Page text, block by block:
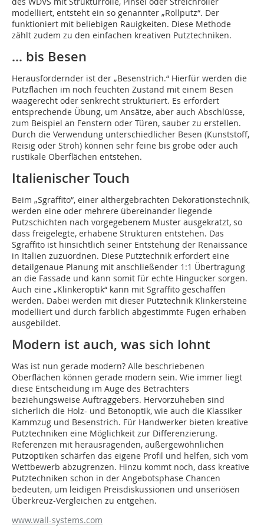
modelliert, entsteht ein so genannter „Rollputz“. Der
funktioniert mit beliebigen Rauigkeiten. Diese Methode
zählt zudem zu den einfachen kreativen Putztechniken.
… bis Besen
Herausfordernder ist der „Besenstrich.“ Hierfür werden die
Putzflächen im noch feuchten Zustand mit einem Besen
waagerecht oder senkrecht strukturiert. Es erfordert
entsprechende Übung, um Ansätze, aber auch Abschlüsse,
zum Beispiel an Fenstern oder Türen, sauber zu erstellen.
Durch die Verwendung unterschiedlicher Besen (Kunststoff,
Reisig oder Stroh) können sehr feine bis grobe oder auch
rustikale Oberflächen entstehen.
Italienischer Touch
Beim „Sgraffito“, einer althergebrachten Dekorationstechnik,
werden eine oder mehrere übereinander liegende
Putzschichten nach vorgegebenem Muster ausgekratzt, so
dass freigelegte, erhabene Strukturen entstehen. Das
Sgraffito ist hinsichtlich seiner Entstehung der Renaissance
in Italien zuzuordnen. Diese Putztechnik erfordert eine
detailgenaue Planung mit anschließender 1:1 Übertragung
an die Fassade und kann somit für echte Hingucker sorgen.
Auch eine „Klinkeroptik“ kann mit Sgraffito geschaffen
werden. Dabei werden mit dieser Putztechnik Klinkersteine
modelliert und durch farblich abgestimmte Fugen erhaben
ausgebildet.
Modern ist auch, was sich lohnt
Was ist nun gerade modern? Alle beschriebenen
Oberflächen können gerade modern sein. Wie immer liegt
diese Entscheidung im Auge des Betrachters
beziehungsweise Auftraggebers. Hervorzuheben sind
sicherlich die Holz- und Betonoptik, wie auch die Klassiker
Kammzug und Besenstrich. Für Handwerker bieten kreative
Putztechniken eine Möglichkeit zur Differenzierung.
Referenzen mit herausragenden, außergewöhnlichen
Putzoptiken schärfen das eigene Profil und helfen, sich vom
Wettbewerb abzugrenzen. Hinzu kommt noch, dass kreative
Putztechniken schon in der Angebotsphase Chancen
bedeuten, um leidigen Preisdiskussionen und unseriösen
Überkreuz-Vergleichen zu entgehen.
www.wall-systems.com